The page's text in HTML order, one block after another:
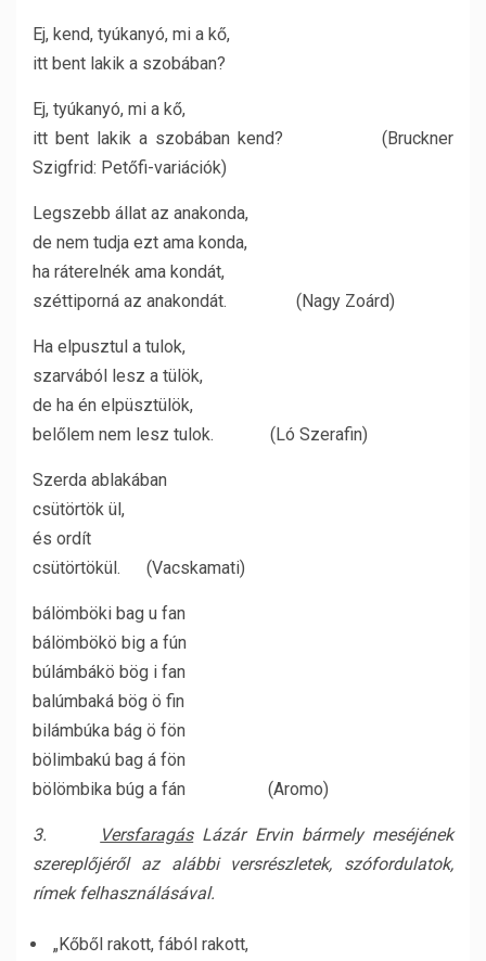
Ej, kend, tyúkanyó, mi a kő,
itt bent lakik a szobában?
Ej, tyúkanyó, mi a kő,
itt bent lakik a szobában kend? (Bruckner
Szigfrid: Petőfi-variációk)
Legszebb állat az anakonda,
de nem tudja ezt ama konda,
ha ráterelnék ama kondát,
széttiporná az anakondát. (Nagy Zoárd)
Ha elpusztul a tulok,
szarvából lesz a tülök,
de ha én elpüsztülök,
belőlem nem lesz tulok. (Ló Szerafin)
Szerda ablakában
csütörtök ül,
és ordít
csütörtökül. (Vacskamati)
bálömböki bag u fan
bálömbökö big a fún
búlámbákö bög i fan
balúmbaká bög ö fin
bilámbúka bág ö fön
bölimbakú bag á fön
bölömbika búg a fán (Aromo)
3. VersfaragásLázár Ervin bármely meséjének
szereplőjéről az alábbi versrészletek, szófordulatok,
rímek felhasználásával.
„Kőből rakott, fából rakott,